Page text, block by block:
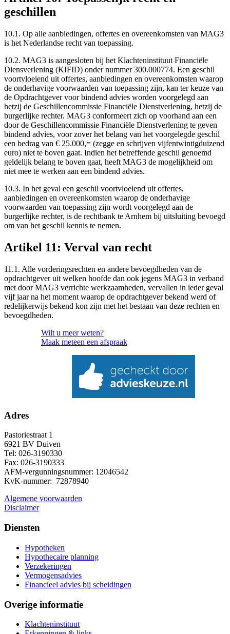
geschillen
10.1. Op alle aanbiedingen, offertes en overeenkomsten van MAG3
is het Nederlandse recht van toepassing.
10.2. MAG3 is aangesloten bij het Klachteninstituut Financiële
Diensverlening (KIFID) onder nummer 300.000774. Een geschil
voortvloeiend uit offertes, aanbiedingen en overeenkomsten waarop
de onderhavige voorwaarden van toepassing zijn, kan ter keuze van
de Opdrachtgever voor bindend advies worden voorgelegd aan
hetzij de Geschillencommissie Financiële Dienstverlening, hetzij de
burgerlijke rechter. MAG3 conformeert zich op voorhand aan een
door de Geschillencommissie Financiële Dienstverlening te geven
bindend advies, voor zover het belang van het voorgelegde geschil
een bedrag van € 25.000,= (zegge en schrijven vijfentwintigduizend
euro) niet te boven gaat. Indien het betreffende geschil genoemd
geldelijk belang te boven gaat, heeft MAG3 de mogelijkheid om
niet mee te werken aan een bindend advies.
10.3. In het geval een geschil voortvloeiend uit offertes,
aanbiedingen en overeenkomsten waarop de onderhavige
voorwaarden van toepassing zijn wordt voorgelegd aan de
burgerlijke rechter, is de rechtbank te Arnhem bij uitsluiting bevoegd
om van het geschil kennis te nemen.
Artikel 11: Verval van recht
11.1. Alle vorderingsrechten en andere bevoegdheden van de
opdrachtgever uit welken hoofde dan ook jegens MAG3 in verband
met door MAG3 verrichte werkzaamheden, vervallen in ieder geval
vijf jaar na het moment waarop de opdrachtgever bekend werd of
redelijkerwijs bekend kon zijn met het bestaan van deze rechten en
bevoegdheden.
Wilt u meer weten?
Maak meteen een afspraak
Adres
Pastoriestraat 1
6921 BV Duiven
Tel: 026-3190330
Fax: 026-3190333
AFM-vergunningsnummer: 12046542
KvK-nummer: 72878940
Algemene voorwaarden
Disclaimer
Diensten
Hypotheken
Hypothecaire planning
Verzekeringen
Vermogensadvies
Financieel advies bij scheidingen
Overige informatie
Klachteninstituut